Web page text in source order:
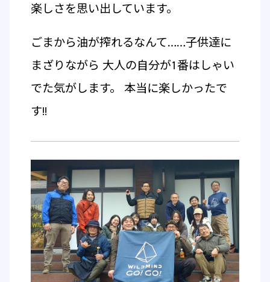
楽しさを思い出しています。
ごまから油が搾れるなんて……子供達に
まざりながら 大人の自分が1番はしゃい
でた気がします。 本当に楽しかったで
す!!